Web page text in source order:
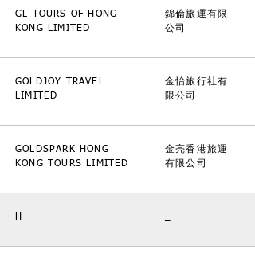
GL TOURS OF HONG
KONG LIMITED
錦倫旅運有限
公司
GOLDJOY TRAVEL
LIMITED
金怡旅行社有
限公司
GOLDSPARK HONG
KONG TOURS LIMITED
金亮香港旅運
有限公司
H